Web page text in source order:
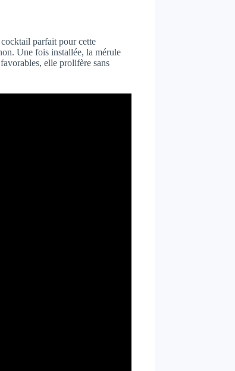
parfait pour cette
Une fois installée, la mérule
elle prolifère sans